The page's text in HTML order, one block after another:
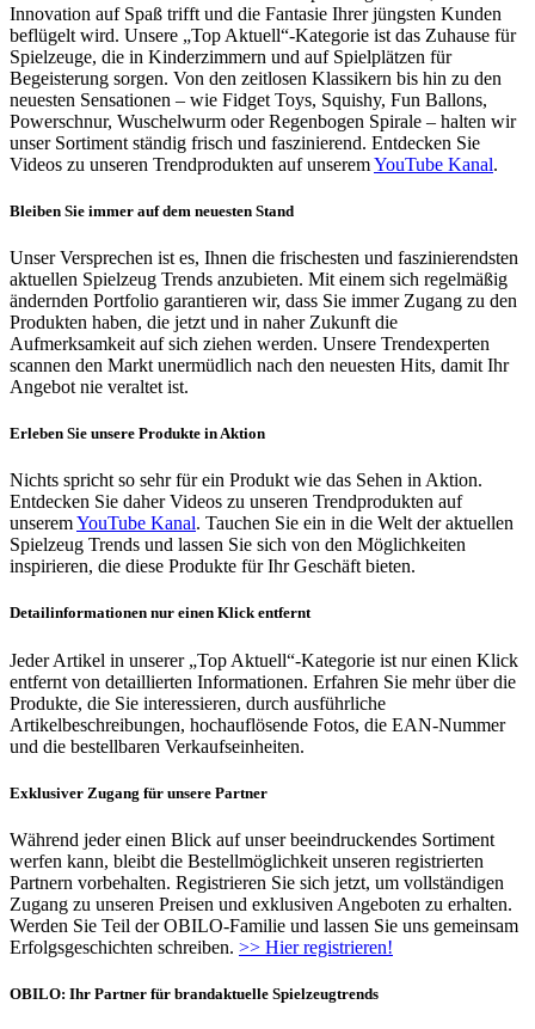
Innovation auf Spaß trifft und die Fantasie Ihrer jüngsten Kunden
beflügelt wird. Unsere „Top Aktuell“-Kategorie ist das Zuhause für
Spielzeuge, die in Kinderzimmern und auf Spielplätzen für
Begeisterung sorgen. Von den zeitlosen Klassikern bis hin zu den
neuesten Sensationen – wie Fidget Toys, Squishy, Fun Ballons,
Powerschnur, Wuschelwurm oder Regenbogen Spirale – halten wir
unser Sortiment ständig frisch und faszinierend. Entdecken Sie
Videos zu unseren Trendprodukten auf unseremYouTube Kanal.
Bleiben Sie immer auf dem neuesten Stand
Unser Versprechen ist es, Ihnen die frischesten und faszinierendsten
aktuellen Spielzeug Trends anzubieten. Mit einem sich regelmäßig
ändernden Portfolio garantieren wir, dass Sie immer Zugang zu den
Produkten haben, die jetzt und in naher Zukunft die
Aufmerksamkeit auf sich ziehen werden. Unsere Trendexperten
scannen den Markt unermüdlich nach den neuesten Hits, damit Ihr
Angebot nie veraltet ist.
Erleben Sie unsere Produkte in Aktion
Nichts spricht so sehr für ein Produkt wie das Sehen in Aktion.
Entdecken Sie daher Videos zu unseren Trendprodukten auf
unseremYouTube Kanal. Tauchen Sie ein in die Welt der aktuellen
Spielzeug Trends und lassen Sie sich von den Möglichkeiten
inspirieren, die diese Produkte für Ihr Geschäft bieten.
Detailinformationen nur einen Klick entfernt
Jeder Artikel in unserer „Top Aktuell“-Kategorie ist nur einen Klick
entfernt von detaillierten Informationen. Erfahren Sie mehr über die
Produkte, die Sie interessieren, durch ausführliche
Artikelbeschreibungen, hochauflösende Fotos, die EAN-Nummer
und die bestellbaren Verkaufseinheiten.
Exklusiver Zugang für unsere Partner
Während jeder einen Blick auf unser beeindruckendes Sortiment
werfen kann, bleibt die Bestellmöglichkeit unseren registrierten
Partnern vorbehalten. Registrieren Sie sich jetzt, um vollständigen
Zugang zu unseren Preisen und exklusiven Angeboten zu erhalten.
Werden Sie Teil der OBILO-Familie und lassen Sie uns gemeinsam
Erfolgsgeschichten schreiben. >> Hier registrieren!
OBILO: Ihr Partner für brandaktuelle Spielzeugtrends